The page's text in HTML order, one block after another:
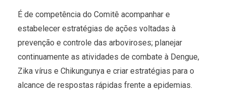
É de competência do Comitê acompanhar e
estabelecer estratégias de ações voltadas à
prevenção e controle das arboviroses; planejar
continuamente as atividades de combate à Dengue,
Zika vírus e Chikungunya e criar estratégias para o
alcance de respostas rápidas frente a epidemias.